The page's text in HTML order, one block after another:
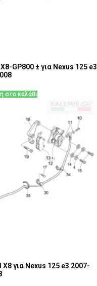
GP800 ± για Nexus 125 e3
στο καλάθι
για Nexus 125 e3 2007-